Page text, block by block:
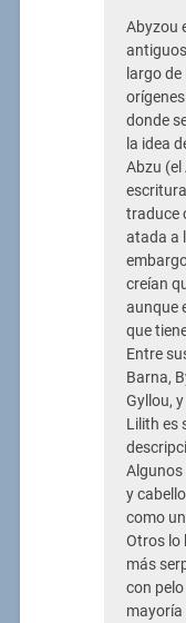
Abyzou
largo
donde
la idea
Abzu (el
traduce
atada a
creían
aunque
que
Entre
Barna,
Gyllou,
Lilith es
Algunos
y
como
Otros lo
más
con
mayoría